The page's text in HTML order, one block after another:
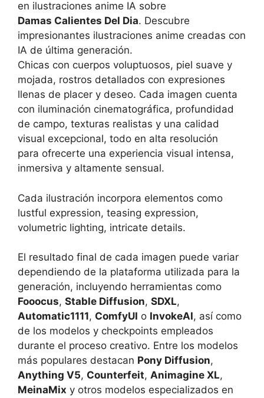
en ilustraciones anime IA sobre
Damas Calientes Del Dia. Descubre
impresionantes ilustraciones anime creadas con
IA de última generación.
Chicas con cuerpos voluptuosos, piel suave y
mojada, rostros detallados con expresiones
llenas de placer y deseo. Cada imagen cuenta
con iluminación cinematográfica, profundidad
de campo, texturas realistas y una calidad
visual excepcional, todo en alta resolución
para ofrecerte una experiencia visual intensa,
inmersiva y altamente sensual.
Cada ilustración incorpora elementos como
lustful expression, teasing expression,
volumetric lighting, intricate details.
El resultado final de cada imagen puede variar
dependiendo de la plataforma utilizada para la
generación, incluyendo herramientas como
Fooocus, Stable Diffusion, SDXL,
Automatic1111, ComfyUI o InvokeAI, así como
de los modelos y checkpoints empleados
durante el proceso creativo. Entre los modelos
más populares destacan Pony Diffusion,
Anything V5, Counterfeit, Animagine XL,
MeinaMix y otros modelos especializados en